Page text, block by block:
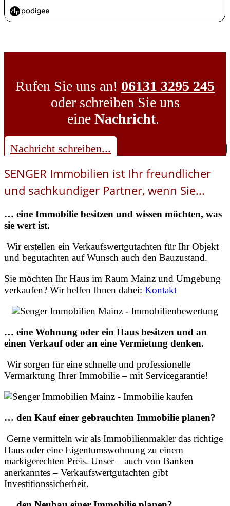
Rufen Sie uns an! 06131 3295 245
oder schreiben Sie uns
eine Nachricht.
Nachricht schreiben...
SENGER Immobilien ist Ihr freundlicher
und sachkundiger Partner, wenn Sie...
… eine Immobilie besitzen und wissen möchten, was
sie wert ist.
Wir erstellen ein Verkaufswertgutachten für Ihr Objekt
und begutachten auf Wunsch auch den Bauzustand.
Sie möchten Ihr Haus im Raum Mainz und Umgebung
verkaufen? Wir helfen Ihnen dabei: Kontakt
… eine Wohnung oder ein Haus besitzen und an
einen Verkauf oder an eine Vermietung denken.
Wir sorgen für eine schnelle und professionelle
Vermarktung Ihrer Immobilie – mit Servicegarantie!
… den Kauf einer gebrauchten Immobilie planen?
Gerne vermitteln wir als Immobilienmakler das richtige
Haus oder eine Eigentumswohnung zu einem
marktgerechten Preis. Unser – auch von Banken
anerkanntes – Verkaufswertgutachten gibt
Investitionssicherheit.